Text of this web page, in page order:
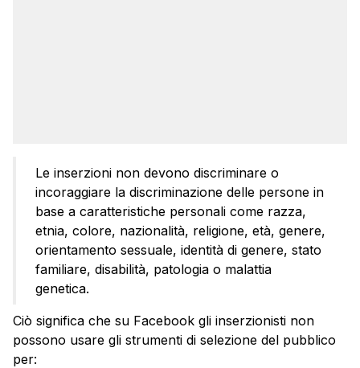
Le inserzioni non devono discriminare o
incoraggiare la discriminazione delle persone in
base a caratteristiche personali come razza,
etnia, colore, nazionalità, religione, età, genere,
orientamento sessuale, identità di genere, stato
familiare, disabilità, patologia o malattia
genetica.
Ciò significa che su Facebook gli inserzionisti non
possono usare gli strumenti di selezione del pubblico
per: